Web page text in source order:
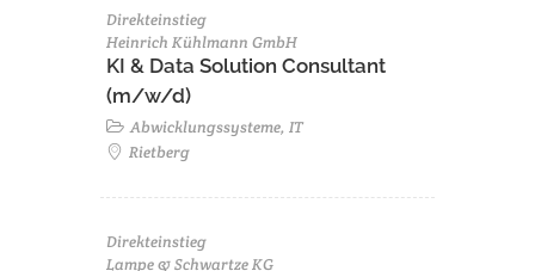
Direkteinstieg
Heinrich Kühlmann GmbH
KI & Data Solution Consultant
(m/w/d)
Abwicklungssysteme, IT
Rietberg
Direkteinstieg
Lampe & Schwartze KG